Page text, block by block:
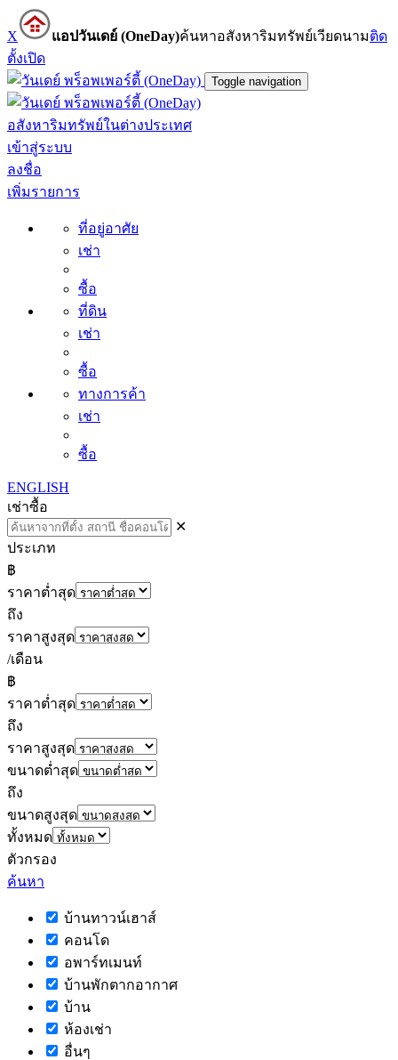
X แอปวันเดย์ (OneDay)ค้นหาอสังหาริมทรัพย์เวียดนามติด
ตั้งเปิด
Toggle navigation
อสังหาริมทรัพย์ในต่างประเทศ
เข้าสู่ระบบ
ลงชื่อ
เพิ่มรายการ
ที่อยู่อาศัย
เช่า
ซื้อ
ที่ดิน
เช่า
ซื้อ
ทางการค้า
เช่า
ซื้อ
ENGLISH
เช่าซื้อ
✕
ประเภท
฿
ราคาต่ำสุด
ถึง
ราคาสูงสุด
/เดือน
฿
ราคาต่ำสุด
ถึง
ราคาสูงสุด
ขนาดต่ำสุด
ถึง
ขนาดสูงสุด
ทั้งหมด
ตัวกรอง
ค้นหา
บ้านทาวน์เฮาส์
คอนโด
อพาร์ทเมนท์
บ้านพักตากอากาศ
บ้าน
ห้องเช่า
อื่นๆ